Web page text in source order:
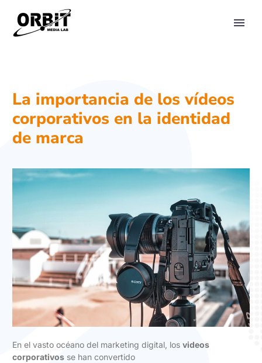
La importancia de los vídeos
corporativos en la identidad
de marca
En el vasto océano del marketing digital, los videos
corporativos se han convertido